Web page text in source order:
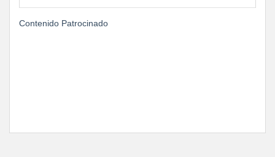
Contenido Patrocinado